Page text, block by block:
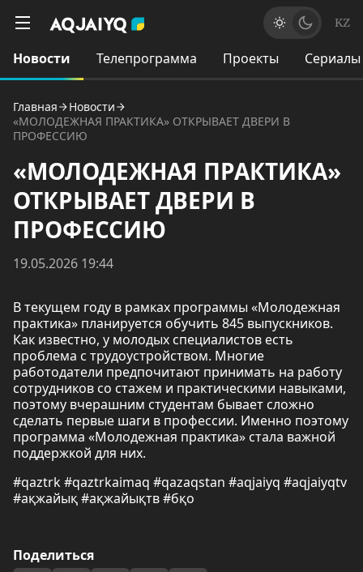
KZ
Новости Телепрограмма Проекты Сериалы
Главная
Новости
«МОЛОДЕЖНАЯ ПРАКТИКА» ОТКРЫВАЕТ ДВЕРИ В
ПРОФЕССИЮ
«МОЛОДЕЖНАЯ ПРАКТИКА»
ОТКРЫВАЕТ ДВЕРИ В
ПРОФЕССИЮ
19.05.2026 19:44
В текущем году в рамках программы «Молодежная
практика» планируется обучить 845 выпускников.
Как известно, у молодых специалистов есть
проблема с трудоустройством. Многие
работодатели предпочитают принимать на работу
сотрудников со стажем и практическими навыками,
поэтому вчерашним студентам бывает сложно
сделать первые шаги в профессии. Именно поэтому
программа «Молодежная практика» стала важной
поддержкой для них.
#qaztrk #qaztrkaimaq #qazaqstan #aqjaiyq #aqjaiyqtv
#ақжайық #ақжайықтв #бқо
Поделиться